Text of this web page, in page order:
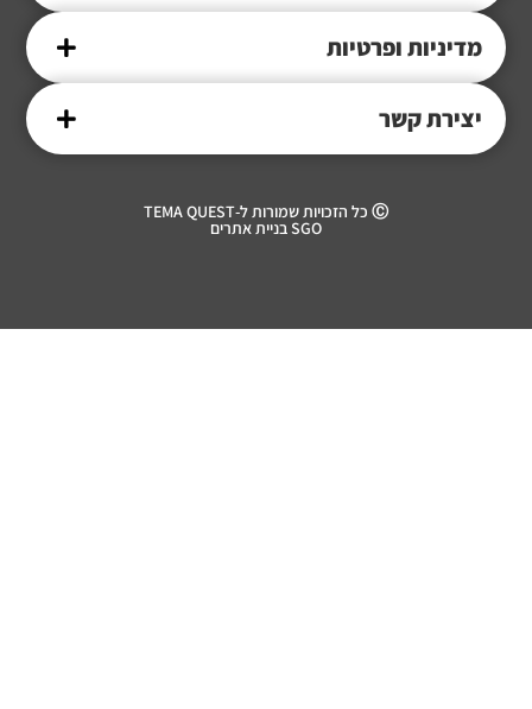
מדיניות ופרטיות
יצירת קשר
Ⓒ כל הזכויות שמורות ל-TEMA QUEST
SGO בניית אתרים